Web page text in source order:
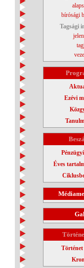
bírósági
Tagsági
Ezévi
Éves
Történet